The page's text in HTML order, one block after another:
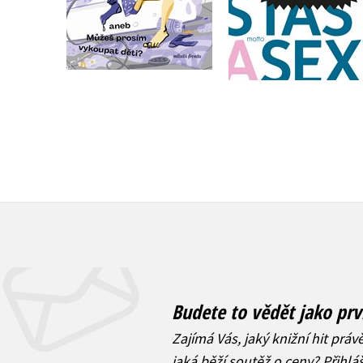
Do košíku
399 Kč
319 Kč
349 Kč
279 Kč
Budete to vědět jako
Zajímá Vás, jaký knižní hit